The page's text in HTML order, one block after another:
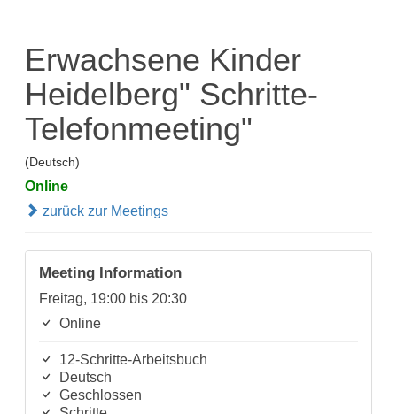
Erwachsene Kinder
Heidelberg" Schritte-
Telefonmeeting"
(Deutsch)
Online
zurück zur Meetings
Meeting Information
Freitag, 19:00 bis 20:30
Online
12-Schritte-Arbeitsbuch
Deutsch
Geschlossen